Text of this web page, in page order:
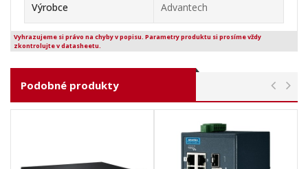
Výrobce Advantech
Vyhrazujeme si právo na chyby v popisu. Parametry produktu si prosíme vždy
zkontrolujte v datasheetu.
Podobné produkty